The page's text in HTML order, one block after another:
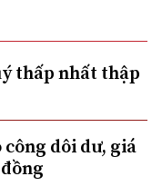
thấp nhất thập
dôi dư, giá